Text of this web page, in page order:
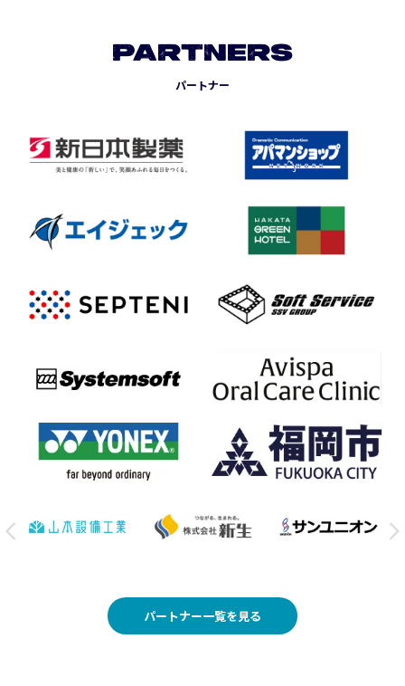
PARTNERS
パートナー
パートナー一覧を見る